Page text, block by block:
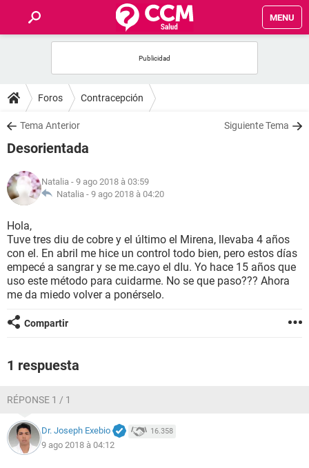
MENU
FORUMS
SALUD
NUTRICIÓN
BIENESTAR
SEXUALIDAD
GLOSARIO
Foros Contracepción
Tema Anterior Siguiente Tema
Desorientada
Natalia - 9 ago 2018 à 03:59
Natalia - 9 ago 2018 à 04:20
Hola,
Tuve tres diu de cobre y el último el Mirena, llevaba 4 años
con el. En abril me hice un control todo bien, pero estos días
empecé a sangrar y se me.cayo el dIu. Yo hace 15 años que
uso este método para cuidarme. No se que paso??? Ahora
me da miedo volver a ponérselo.
Compartir
1 respuesta
RÉPONSE 1 / 1
Dr. Joseph Exebio 16.358
9 ago 2018 à 04:12